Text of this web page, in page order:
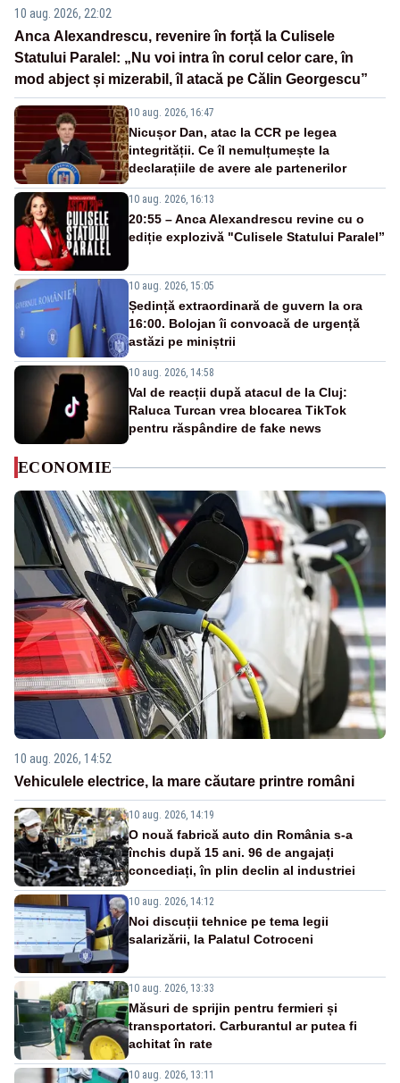
10 aug. 2026, 22:02
Anca Alexandrescu, revenire în forță la Culisele
Statului Paralel: „Nu voi intra în corul celor care, în
mod abject și mizerabil, îl atacă pe Călin Georgescu”
10 aug. 2026, 16:47
Nicușor Dan, atac la CCR pe legea
integrității. Ce îl nemulțumește la
declarațiile de avere ale partenerilor
10 aug. 2026, 16:13
20:55 – Anca Alexandrescu revine cu o
ediție explozivă "Culisele Statului Paralel”
10 aug. 2026, 15:05
Ședință extraordinară de guvern la ora
16:00. Bolojan îi convoacă de urgență
astăzi pe miniștrii
10 aug. 2026, 14:58
Val de reacții după atacul de la Cluj:
Raluca Turcan vrea blocarea TikTok
pentru răspândire de fake news
ECONOMIE
10 aug. 2026, 14:52
Vehiculele electrice, la mare căutare printre români
10 aug. 2026, 14:19
O nouă fabrică auto din România s-a
închis după 15 ani. 96 de angajați
concediați, în plin declin al industriei
10 aug. 2026, 14:12
Noi discuții tehnice pe tema legii
salarizării, la Palatul Cotroceni
10 aug. 2026, 13:33
Măsuri de sprijin pentru fermieri și
transportatori. Carburantul ar putea fi
achitat în rate
10 aug. 2026, 13:11